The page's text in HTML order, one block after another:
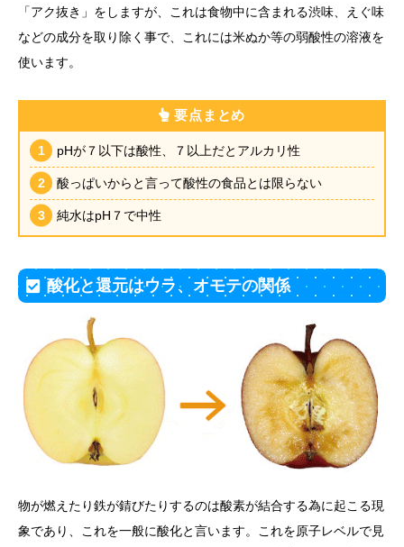
「アク抜き」をしますが、これは食物中に含まれる渋味、えぐ味
などの成分を取り除く事で、これには米ぬか等の弱酸性の溶液を
使います。
要点まとめ
pHが７以下は酸性、７以上だとアルカリ性
酸っぱいからと言って酸性の食品とは限らない
純水はpH７で中性
酸化と還元はウラ、オモテの関係
物が燃えたり鉄が錆びたりするのは酸素が結合する為に起こる現
象であり、これを一般に酸化と言います。これを原子レベルで見